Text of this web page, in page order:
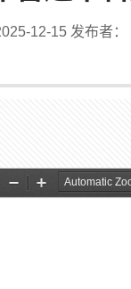
12-15 发布者：